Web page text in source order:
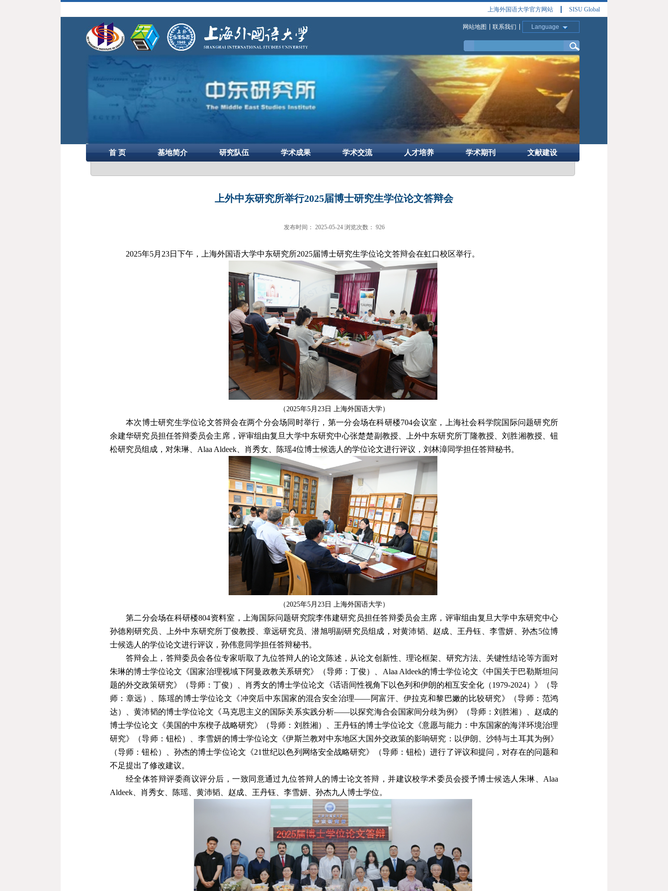
上海外国语大学官方网站 SISU Global
网站地图 联系我们 Language
首 页 基地简介 研究队伍 学术成果 学术交流 人才培养 学术期刊 文献建设
上外中东研究所举行2025届博士研究生学位论文答辩会
发布时间： 2025-05-24 浏览次数： 926
2025年5月 23日下午，上海外国语大学中东研究所2025届博士研究生学位论文答辩会在虹口校区举行。
（2025年5月 23日 上海外国语大学）
本次博士研究生学位论文答辩会在两个分会场同时举行，第一分会场在科研楼704会议室，上海社会科学院国际问题研究所
余建华研究员担任答辩委员会主席，评审组由复旦大学中东研究中心张楚楚副教授、上外中东研究所丁隆教授、刘胜湘教授、钮
松研究员组成，对朱琳、 Alaa Aldeek 、肖秀女、陈瑶4位博士候选人的学位论文进行评议，刘林漳同学担任答辩秘书。
（2025年5月 23日 上海外国语大学）
第二分会场在科研楼804资料室，上海国际问题研究院李伟建研究员担任答辩委员会主席，评审组由复旦大学中东研究中心
孙德刚研究员、上外中东研究所丁俊教授、章远研究员、潜旭明副研究员组成，对黄沛韬、赵成、王丹钰、李雪妍、孙杰5位博
士候选人的学位论文进行评议，孙伟意同学担任答辩秘书。
答辩会上，答辩委员会各位专家听取了九位答辩人的论文陈述，从论文创新性、理论框架、研究方法、关键性结论等方面对
朱琳的博士学位论文《国家治理视域下阿曼政教关系研究》（导师：丁俊）、 Alaa Aldeek的博士学位论文《中国关于巴勒斯坦问
题的外交政策研究》（导师：丁俊）、肖秀女的博士学位论文《话语间性视角下以色列和伊朗的相互安全化（1979-2024）》（导
师：章远）、陈瑶的博士学位论文《冲突后中东国家的混合安全治理——阿富汗、伊拉克和黎巴嫩的比较研究》（导师：范鸿
达）、黄沛韬的博士学位论文《马克思主义的国际关系实践分析——以探究海合会国家间分歧为例》（导师：刘胜湘）、赵成的
博士学位论文《美国的中东楔子战略研究》（导师：刘胜湘）、王丹钰的博士学位论文《意愿与能力：中东国家的海洋环境治理
研究》（导师：钮松）、李雪妍的博士学位论文《伊斯兰教对中东地区大国外交政策的影响研究：以伊朗、沙特与土耳其为例》
（导师：钮松）、孙杰的博士学位论文《21世纪以色列网络安全战略研究》（导师：钮松）进行了评议和提问，对存在的问题和
不足提出了修改建议。
经全体答辩评委商议评分后，一致同意通过九位答辩人的博士论文答辩，并建议校学术委员会授予博士候选人朱琳、 Alaa
Aldeek 、肖秀女、陈瑶、黄沛韬、赵成、王丹钰、李雪妍、孙杰九人博士学位。